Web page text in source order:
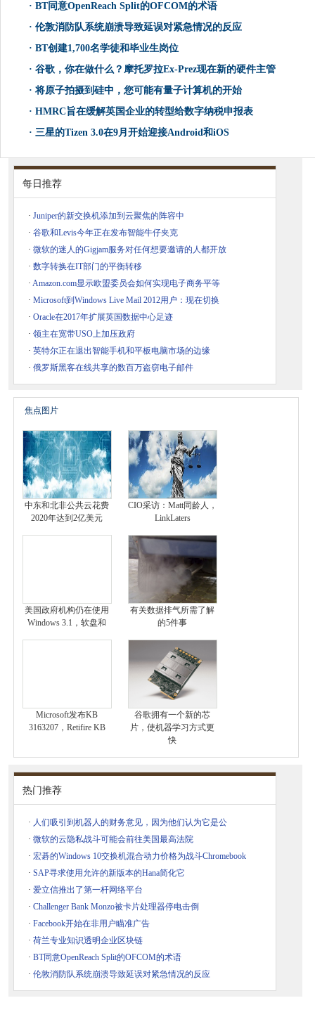
· BT同意OpenReach Split的OFCOM的术语
· 伦敦消防队系统崩溃导致延误对紧急情况的反应
· BT创建1,700名学徒和毕业生岗位
· 谷歌，你在做什么？摩托罗拉Ex-Prez现在新的硬件主管
·将原子拍摄到硅中，您可能有量子计算机的开始
· HMRC旨在缓解英国企业的转型给数字纳税申报表
· 三星的Tizen 3.0在9月开始迎接Android和iOS
每日推荐
· Juniper的新交换机添加到云聚焦的阵容中
· 谷歌和Levis今年正在发布智能牛仔夹克
· 微软的迷人的Gigjam服务对任何想要邀请的人都开放
· 数字转换在IT部门的平衡转移
· Amazon.com显示欧盟委员会如何实现电子商务平等
· Microsoft到Windows Live Mail 2012用户：现在切换
· Oracle在2017年扩展英国数据中心足迹
· 领主在宽带USO上加压政府
· 英特尔正在退出智能手机和平板电脑市场的边缘
· 俄罗斯黑客在线共享的数百万盗窃电子邮件
焦点图片
中东和北非公共云花费
2020年达到2亿美元
CIO采访：Matt同龄人，
LinkLaters
美国政府机构仍在使用
Windows 3.1，软盘和
有关数据排气所需了解
的5件事
Microsoft发布KB
3163207，Retifire KB
谷歌拥有一个新的芯
片，使机器学习方式更
快
热门推荐
· 人们吸引到机器人的财务意见，因为他们认为它是公
· 微软的云隐私战斗可能会前往美国最高法院
· 宏碁的Windows 10交换机混合动力价格为战斗Chromebook
· SAP寻求使用允许的新版本的Hana简化它
· 爱立信推出了第一杆网络平台
· Challenger Bank Monzo被卡片处理器停电击倒
· Facebook开始在非用户瞄准广告
· 荷兰专业知识透明企业区块链
· BT同意OpenReach Split的OFCOM的术语
· 伦敦消防队系统崩溃导致延误对紧急情况的反应